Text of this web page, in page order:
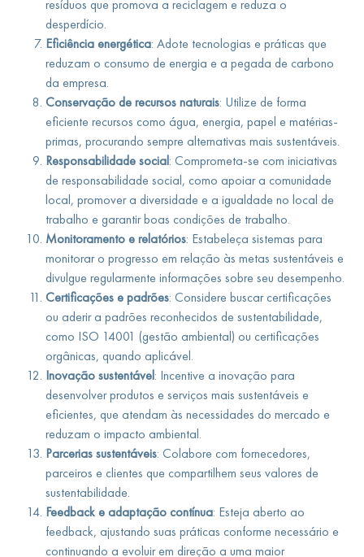
resíduos que promova a reciclagem e reduza o
desperdício.
Eficiência energética: Adote tecnologias e práticas que
reduzam o consumo de energia e a pegada de carbono
da empresa.
Conservação de recursos naturais: Utilize de forma
eficiente recursos como água, energia, papel e matérias-
primas, procurando sempre alternativas mais sustentáveis.
Responsabilidade social: Comprometa-se com iniciativas
de responsabilidade social, como apoiar a comunidade
local, promover a diversidade e a igualdade no local de
trabalho e garantir boas condições de trabalho.
Monitoramento e relatórios: Estabeleça sistemas para
monitorar o progresso em relação às metas sustentáveis e
divulgue regularmente informações sobre seu desempenho.
Certificações e padrões: Considere buscar certificações
ou aderir a padrões reconhecidos de sustentabilidade,
como ISO 14001 (gestão ambiental) ou certificações
orgânicas, quando aplicável.
Inovação sustentável: Incentive a inovação para
desenvolver produtos e serviços mais sustentáveis e
eficientes, que atendam às necessidades do mercado e
reduzam o impacto ambiental.
Parcerias sustentáveis: Colabore com fornecedores,
parceiros e clientes que compartilhem seus valores de
sustentabilidade.
Feedback e adaptação contínua: Esteja aberto ao
feedback, ajustando suas práticas conforme necessário e
continuando a evoluir em direção a uma maior